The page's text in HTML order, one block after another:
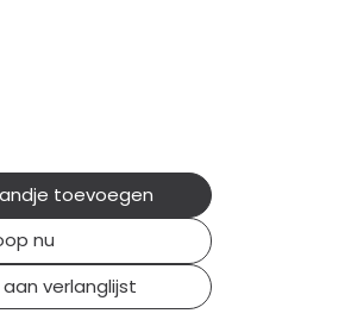
toevoegen
nu
verlanglijst